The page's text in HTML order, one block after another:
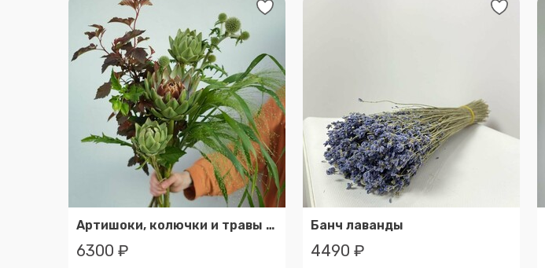
Артишоки, колючки и травы - стойкий зеленый букет с доставкой спб и ло
6300 ₽
Банч лаванды
4490 ₽